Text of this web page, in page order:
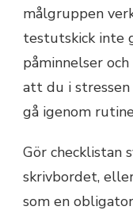
målgruppen
testutskick inte
påminnelser
att du i stressen
gå igenom
Gör checklistan
skrivbordet,
som en